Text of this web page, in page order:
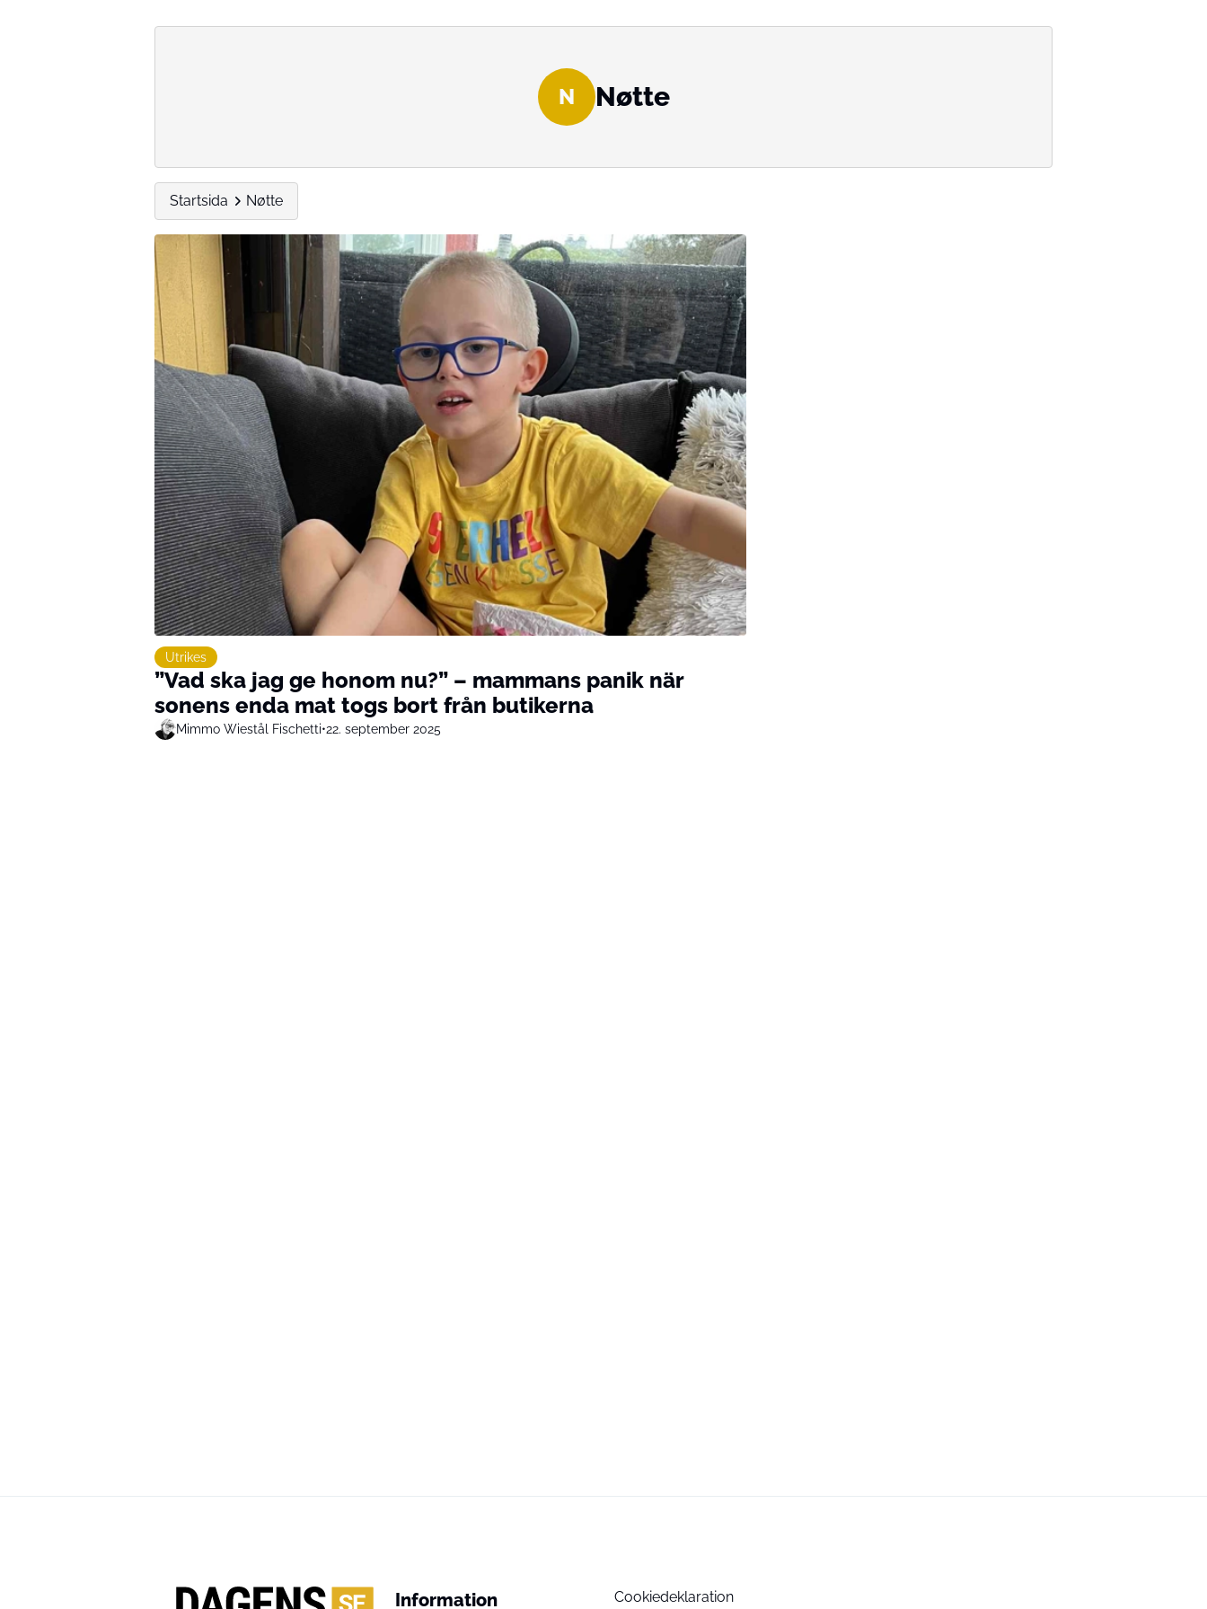
N Nøtte
Startsida Nøtte
Utrikes
”Vad ska jag ge honom nu?” – mammans panik när
sonens enda mat togs bort från butikerna
Mimmo Wiestål Fischetti•22. september 2025
Information Cookiedeklaration